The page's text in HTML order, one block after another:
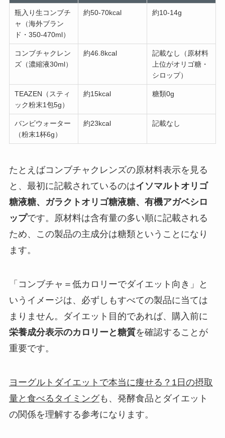
瓶入り生コンブチ
ャ（海外ブラン
ド・350-470ml）
約50-70kcal 約10-14g
コンブチャクレン
ズ（濃縮液30ml）
約46.8kcal
記載なし（原材料
上位がオリゴ糖・
シロップ）
TEAZEN（スティ
ック粉末1包5g）
約15kcal 糖類0g
バンビウォーター
（粉末1杯6g）
約23kcal 記載なし
たとえばコンブチャクレンズの原材料表示を見る
と、最初に記載されているのはイソマルトオリゴ
糖液糖、ガラクトオリゴ糖液糖、有機アガベシロ
ップです。原材料は含有量の多い順に記載される
ため、この製品の主成分は糖類ということになり
ます。
「コンブチャ＝低カロリーでダイエット向き」と
いうイメージは、必ずしもすべての製品に当ては
まりません。ダイエット目的であれば、購入前に
栄養成分表示のカロリーと糖質を確認することが
重要です。
ヨーグルトダイエットで本当に痩せる？1日の摂取
量と食べるタイミングも、発酵食品とダイエット
の関係を理解する参考になります。